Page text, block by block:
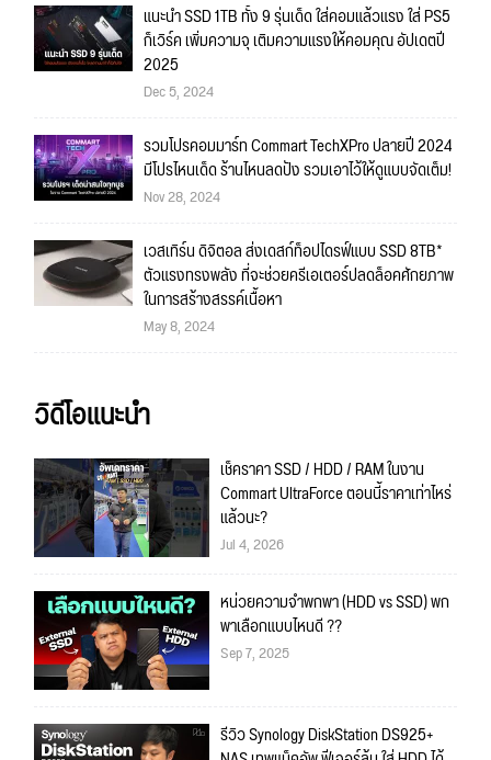
แนะนำ SSD 1TB ทั้ง 9 รุ่นเด็ด ใส่คอมแล้วแรง ใส่ PS5
ก็เวิร์ค เพิ่มความจุ เติมความแรงให้คอมคุณ อัปเดตปี
2025
Dec 5, 2024
รวมโปรคอมมาร์ท Commart TechXPro ปลายปี 2024
มีโปรไหนเด็ด ร้านไหนลดปัง รวมเอาไว้ให้ดูแบบจัดเต็ม!
Nov 28, 2024
เวสเทิร์น ดิจิตอล ส่งเดสก์ท็อปไดรฟ์แบบ SSD 8TB*
ตัวแรงทรงพลัง ที่จะช่วยครีเอเตอร์ปลดล็อคศักยภาพ
ในการสร้างสรรค์เนื้อหา
May 8, 2024
วิดีโอแนะนำ
เช็คราคา SSD / HDD / RAM ในงาน
Commart UltraForce ตอนนี้ราคาเท่าไหร่
แล้วนะ?
Jul 4, 2026
หน่วยความจำพกพา (HDD vs SSD) พก
พาเลือกแบบไหนดี ??
Sep 7, 2025
รีวิว Synology DiskStation DS925+